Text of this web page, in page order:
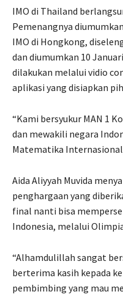
IMO di Thailand
Pemenangnya
IMO di Hongkong,
dan diumumkan 10
dilakukan melalui vidio
aplikasi yang disiapkan
“Kami bersyukur MAN 1
dan mewakili negara
Matematika
Aida Aliyyah Muvida
penghargaan yang
final nanti bisa
Indonesia, melalui
“Alhamdulillah sangat
berterima kasih kepada
pembimbing yang mau